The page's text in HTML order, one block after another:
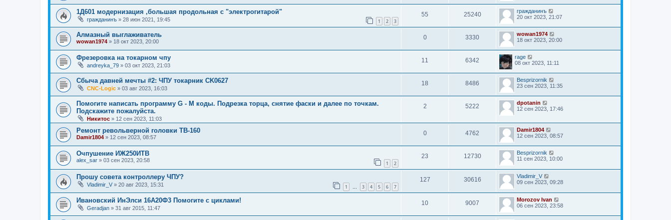
1Д601 модернизация ,большая продольная с "электрогитарой"
гражданинъ » 28 июн 2021, 19:45 1 2 3
55 25240
гражданинъ
20 окт 2023, 21:07
Алмазный выглаживатель
wowan1974 » 18 окт 2023, 20:00
0 3330
wowan1974
18 окт 2023, 20:00
Фрезеровка на токарном чпу
andreyka_79 » 03 окт 2023, 21:03
11 6342
rage
08 окт 2023, 11:11
Сбыча давней мечты #2: ЧПУ токарник CK0627
CNC-Logic » 03 авг 2023, 16:03
18 8486
Besprizornik
23 сен 2023, 11:35
Помогите написать программу G - M коды. Подрезка торца, снятие фаски и далее по точкам.
Подскажите пожалуйста.
Никитос » 12 сен 2023, 11:03
2 5222
dpotanin
12 сен 2023, 17:46
Ремонт револьверной головки TB-160
Damir1804 » 12 сен 2023, 08:57
0 4762
Damir1804
12 сен 2023, 08:57
Очпушение ИЖ250ИТВ
alex_sar » 03 сен 2023, 20:58 1 2
23 12730
Besprizornik
11 сен 2023, 10:00
Прошу совета контроллеру ЧПУ?
Vladimir_V » 20 авг 2023, 15:31 1 … 3 4 5 6 7
127 30616
Vladimir_V
09 сен 2023, 09:28
Ивановский ИнЭлси 16А20Ф3 Помогите с циклами!
Geradjan » 31 авг 2015, 11:47
10 9007
Morozov Ivan
06 сен 2023, 23:58